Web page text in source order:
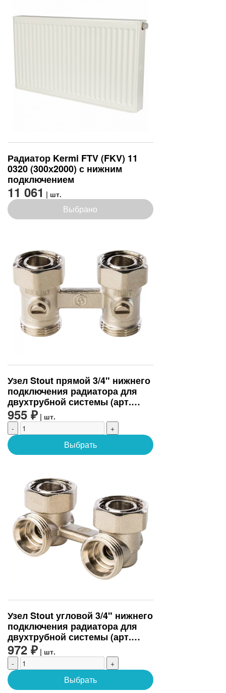
Радиатор Kermi FTV (FKV) 11
0320 (300х2000) с нижним
подключением
11 061 | шт.
Выбрано
Узел Stout прямой 3/4" нижнего
подключения радиатора для
двухтрубной системы (арт.
SVH-0002-000020)
955 ₽ | шт.
-
+
Выбрать
Узел Stout угловой 3/4" нижнего
подключения радиатора для
двухтрубной системы (арт.
SVH-0004-000020)
972 ₽ | шт.
-
+
Выбрать